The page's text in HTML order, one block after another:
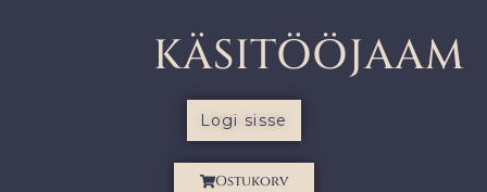
KÄSITÖÖJAAM
Logi sisse
Ostukorv